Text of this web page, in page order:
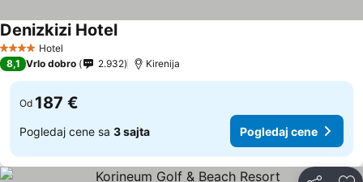
4 ZvezdiceHotel
Denizkizi HotelPogledaj cene
8,1 Vrlo dobro 2.932 Kirenija
Od 187 €
Pogledaj cene sa 3 sajta Pogledaj cene